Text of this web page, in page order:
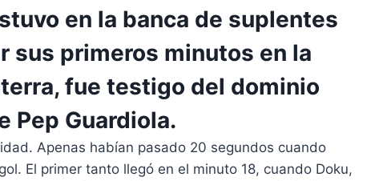
en la banca de suplentes
sus primeros minutos en la
fue testigo del dominio
Pep Guardiola.
Apenas habían pasado 20 segundos cuando
El primer tanto llegó en el minuto 18, cuando Doku,